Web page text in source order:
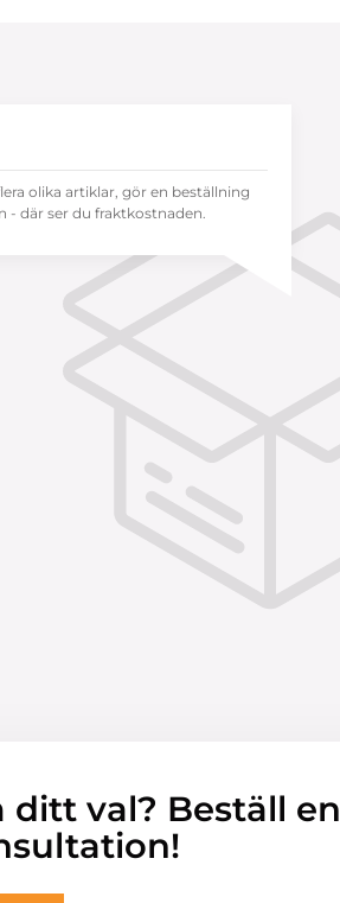
olika artiklar, gör en beställning
- där ser du fraktkostnaden.
ditt val? Beställ en